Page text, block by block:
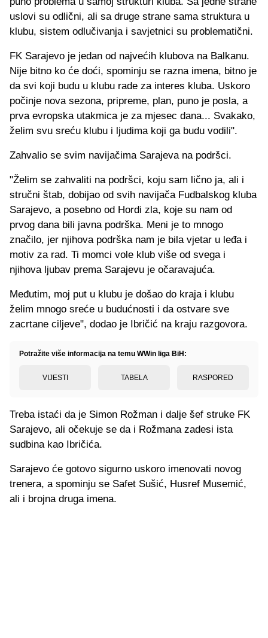
uslovi su odlični, ali sa druge strane sama struktura u
klubu, sistem odlučivanja i savjetnici su problematični.
FK Sarajevo je jedan od najvećih klubova na Balkanu.
Nije bitno ko će doći, spominju se razna imena, bitno je
da svi koji budu u klubu rade za interes kluba. Uskoro
počinje nova sezona, pripreme, plan, puno je posla, a
prva evropska utakmica je za mjesec dana... Svakako,
želim svu sreću klubu i ljudima koji ga budu vodili".
Zahvalio se svim navijačima Sarajeva na podršci.
"Želim se zahvaliti na podršci, koju sam lično ja, ali i
stručni štab, dobijao od svih navijača Fudbalskog kluba
Sarajevo, a posebno od Hordi zla, koje su nam od
prvog dana bili javna podrška. Meni je to mnogo
značilo, jer njihova podrška nam je bila vjetar u leđa i
motiv za rad. Ti momci vole klub više od svega i
njihova ljubav prema Sarajevu je očaravajuća.
Međutim, moj put u klubu je došao do kraja i klubu
želim mnogo sreće u budućnosti i da ostvare sve
zacrtane ciljeve", dodao je Ibričić na kraju razgovora.
Potražite više informacija na temu WWin liga BiH:
VIJESTI TABELA RASPORED
Treba istaći da je Simon Rožman i dalje šef struke FK
Sarajevo, ali očekuje se da i Rožmana zadesi ista
sudbina kao Ibričića.
Sarajevo će gotovo sigurno uskoro imenovati novog
trenera, a spominju se Safet Sušić, Husref Musemić,
ali i brojna druga imena.